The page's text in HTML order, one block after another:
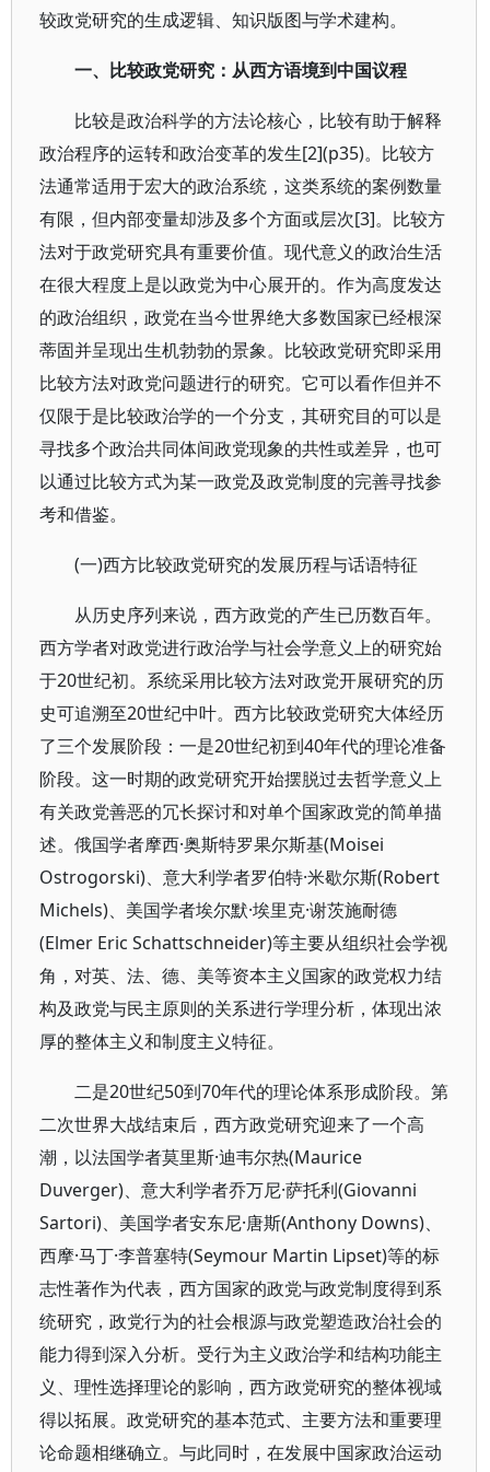
较政党研究的生成逻辑、知识版图与学术建构。
一、比较政党研究：从西方语境到中国议程
比较是政治科学的方法论核心，比较有助于解释
政治程序的运转和政治变革的发生[2](p35)。比较方
法通常适用于宏大的政治系统，这类系统的案例数量
有限，但内部变量却涉及多个方面或层次[3]。比较方
法对于政党研究具有重要价值。现代意义的政治生活
在很大程度上是以政党为中心展开的。作为高度发达
的政治组织，政党在当今世界绝大多数国家已经根深
蒂固并呈现出生机勃勃的景象。比较政党研究即采用
比较方法对政党问题进行的研究。它可以看作但并不
仅限于是比较政治学的一个分支，其研究目的可以是
寻找多个政治共同体间政党现象的共性或差异，也可
以通过比较方式为某一政党及政党制度的完善寻找参
考和借鉴。
(一)西方比较政党研究的发展历程与话语特征
从历史序列来说，西方政党的产生已历数百年。
西方学者对政党进行政治学与社会学意义上的研究始
于20世纪初。系统采用比较方法对政党开展研究的历
史可追溯至20世纪中叶。西方比较政党研究大体经历
了三个发展阶段：一是20世纪初到40年代的理论准备
阶段。这一时期的政党研究开始摆脱过去哲学意义上
有关政党善恶的冗长探讨和对单个国家政党的简单描
述。俄国学者摩西·奥斯特罗果尔斯基(Moisei
Ostrogorski)、意大利学者罗伯特·米歇尔斯(Robert
Michels)、美国学者埃尔默·埃里克·谢茨施耐德
(Elmer Eric Schattschneider)等主要从组织社会学视
角，对英、法、德、美等资本主义国家的政党权力结
构及政党与民主原则的关系进行学理分析，体现出浓
厚的整体主义和制度主义特征。
二是20世纪50到70年代的理论体系形成阶段。第
二次世界大战结束后，西方政党研究迎来了一个高
潮，以法国学者莫里斯·迪韦尔热(Maurice
Duverger)、意大利学者乔万尼·萨托利(Giovanni
Sartori)、美国学者安东尼·唐斯(Anthony Downs)、
西摩·马丁·李普塞特(Seymour Martin Lipset)等的标
志性著作为代表，西方国家的政党与政党制度得到系
统研究，政党行为的社会根源与政党塑造政治社会的
能力得到深入分析。受行为主义政治学和结构功能主
义、理性选择理论的影响，西方政党研究的整体视域
得以拓展。政党研究的基本范式、主要方法和重要理
论命题相继确立。与此同时，在发展中国家政治运动